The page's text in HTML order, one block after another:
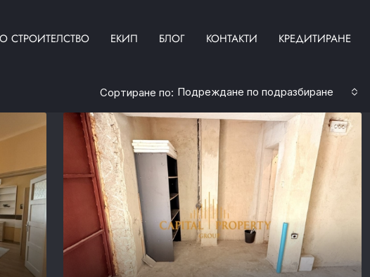
СТРОИТЕЛСТВО ЕКИП БЛОГ КОНТАКТИ КРЕДИТИРАНЕ
Сортиране по: Подреждане по подразбиране